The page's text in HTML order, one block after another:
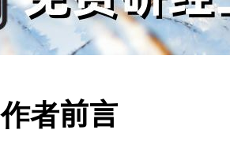
作者前言